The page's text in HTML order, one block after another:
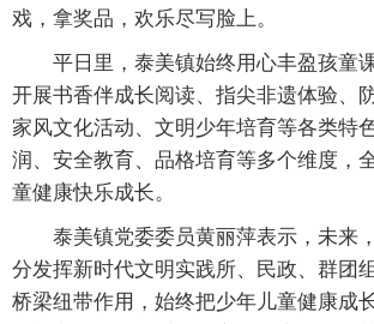
戏，拿奖品，欢乐尽写脸上。
平日里，泰美镇始终用心丰盈孩童
开展书香伴成长阅读、指尖非遗体验、
家风文化活动、文明少年培育等各类特
润、安全教育、品格培育等多个维度，
童健康快乐成长。
泰美镇党委委员黄丽萍表示，未来
分发挥新时代文明实践所、民政、群团
桥梁纽带作用，始终把少年儿童健康成